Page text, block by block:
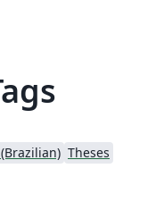
Theses